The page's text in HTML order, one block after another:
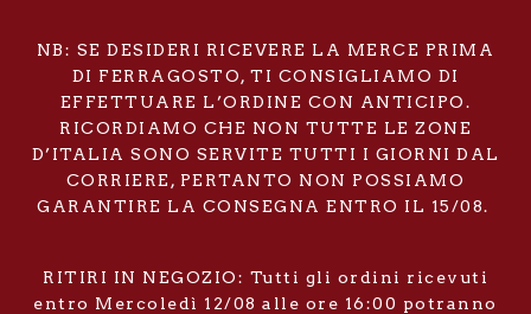
NB: SE DESIDERI RICEVERE LA MERCE PRIMA
DI FERRAGOSTO, TI CONSIGLIAMO DI
EFFETTUARE L’ORDINE CON ANTICIPO.
RICORDIAMO CHE NON TUTTE LE ZONE
D’ITALIA SONO SERVITE TUTTI I GIORNI DAL
CORRIERE, PERTANTO NON POSSIAMO
GARANTIRE LA CONSEGNA ENTRO IL 15/08.
RITIRI IN NEGOZIO: Tutti gli ordini ricevuti
entro Mercoledì 12/08 alle ore 16:00 potranno